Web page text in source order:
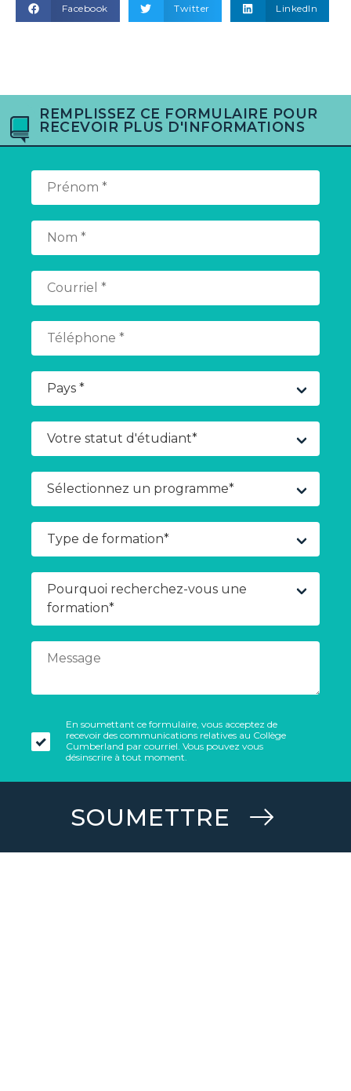
Facebook Twitter LinkedIn
REMPLISSEZ CE FORMULAIRE POUR
RECEVOIR PLUS D'INFORMATIONS
En soumettant ce formulaire, vous acceptez de
recevoir des communications relatives au Collège
Cumberland par courriel. Vous pouvez vous
désinscrire à tout moment.
SOUMETTRE